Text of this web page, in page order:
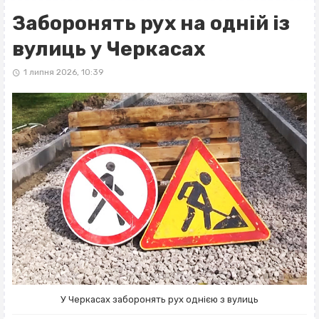
Заборонять рух на одній із
вулиць у Черкасах
1 липня 2026, 10:39
У Черкасах заборонять рух однією з вулиць